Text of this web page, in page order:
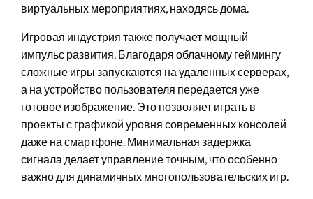
виртуальных мероприятиях, находясь дома.
Игровая индустрия также получает мощный
импульс развития. Благодаря облачному геймингу
сложные игры запускаются на удаленных серверах,
а на устройство пользователя передается уже
готовое изображение. Это позволяет играть в
проекты с графикой уровня современных консолей
даже на смартфоне. Минимальная задержка
сигнала делает управление точным, что особенно
важно для динамичных многопользовательских игр.